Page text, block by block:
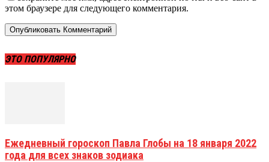
этом браузере для следующего комментария.
ЭТО ПОПУЛЯРНО
Ежедневный гороскоп Павла Глобы на 18 января 2022
года для всех знаков зодиака